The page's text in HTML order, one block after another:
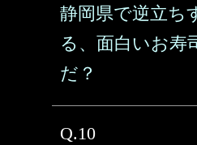
静岡県で逆立ち
る、面白いお寿
だ？
Q.10